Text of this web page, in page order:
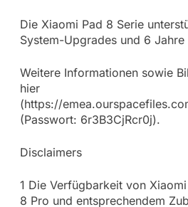
Die Xiaomi Pad 8 Serie
System-Upgrades und 6
Weitere Informationen sowie
hier
(https://
(Passwort: 6r3B3CjRcr0j).
Disclaimers
1 Die Verfügbarkeit von
8 Pro und entsprechendem